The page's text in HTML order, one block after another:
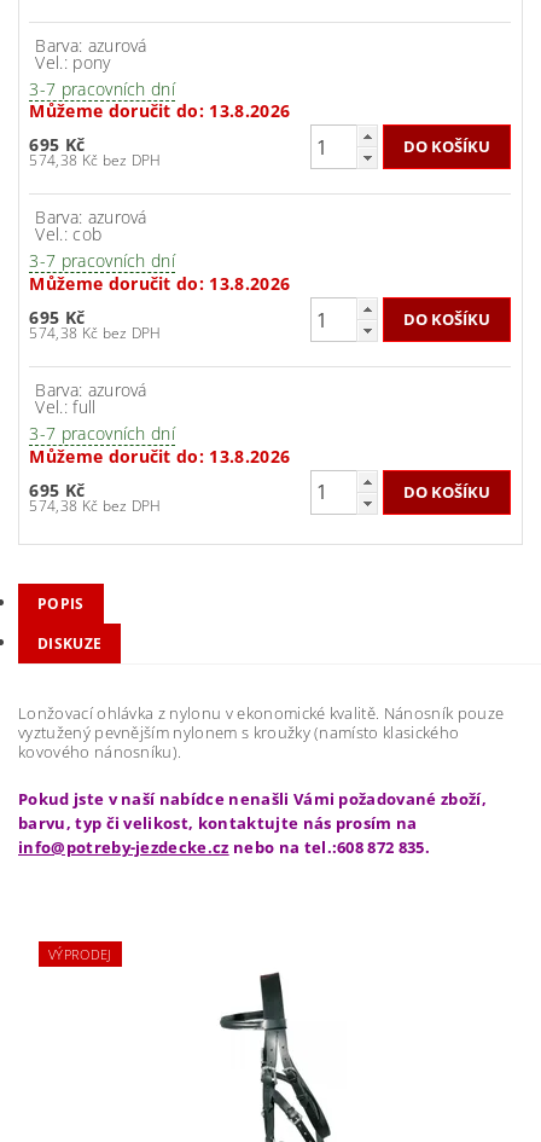
Barva: azurová
Vel.: pony
3-7 pracovních dní
Můžeme doručit do: 13.8.2026
695 Kč
574,38 Kč bez DPH
Barva: azurová
Vel.: cob
3-7 pracovních dní
Můžeme doručit do: 13.8.2026
695 Kč
574,38 Kč bez DPH
Barva: azurová
Vel.: full
3-7 pracovních dní
Můžeme doručit do: 13.8.2026
695 Kč
574,38 Kč bez DPH
POPIS
DISKUZE
Lonžovací ohlávka z nylonu v ekonomické kvalitě. Nánosník pouze
vyztužený pevnějším nylonem s kroužky (namísto klasického
kovového nánosníku).
Pokud jste v naší nabídce nenašli Vámi požadované zboží,
barvu, typ či velikost, kontaktujte nás prosím na
info@potreby-jezdecke.cz nebo na tel.:608 872 835.
VÝPRODEJ